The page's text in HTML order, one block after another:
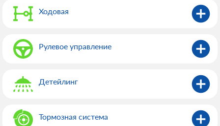
Ходовая
Рулевое управление
Детейлинг
Тормозная система